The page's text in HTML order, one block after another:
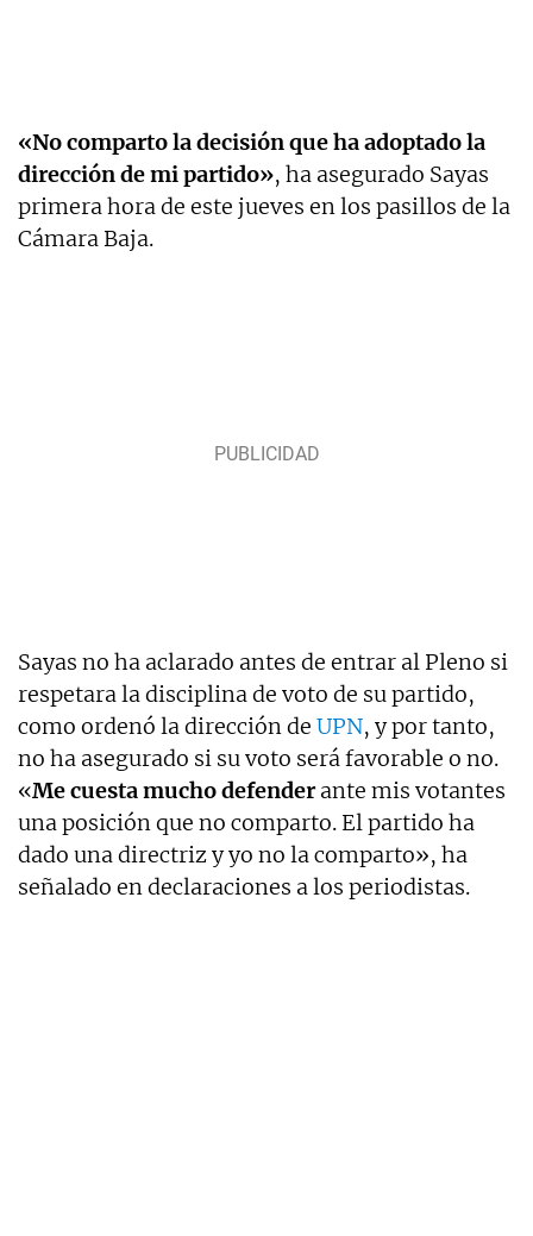
«No comparto la decisión que ha adoptado la
dirección de mi partido», ha asegurado Sayas
primera hora de este jueves en los pasillos de la
Cámara Baja.
Sayas no ha aclarado antes de entrar al Pleno si
respetara la disciplina de voto de su partido,
como ordenó la dirección de UPN, y por tanto,
no ha asegurado si su voto será favorable o no.
«Me cuesta mucho defenderante mis votantes
una posición que no comparto. El partido ha
dado una directriz y yo no la comparto», ha
señalado en declaraciones a los periodistas.